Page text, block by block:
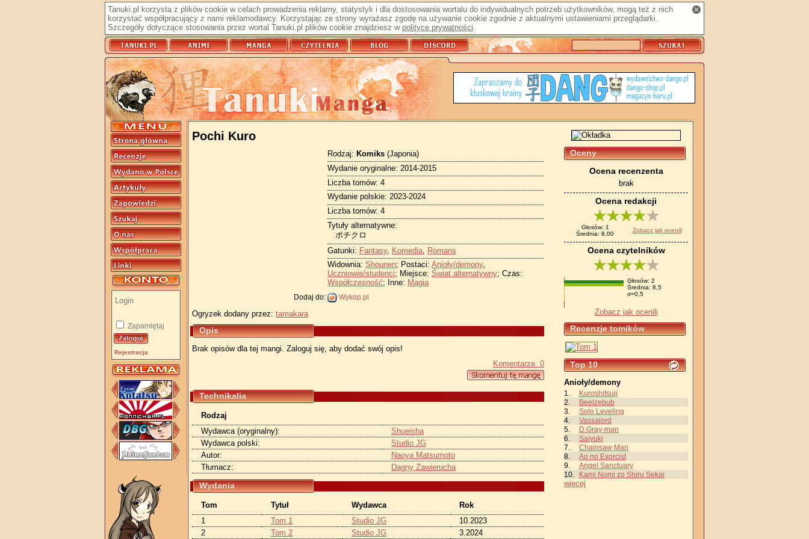
Tanuki.pl korzysta z plików cookie w celach prowadzenia reklamy, statystyk i dla dostosowania wortalu do indywidualnych potrzeb użytkowników, mogą też z nich
korzystać współpracujący z nami reklamodawcy. Korzystając ze strony wyrażasz zgodę na używanie cookie zgodnie z aktualnymi ustawieniami przeglądarki.
Szczegóły dotyczące stosowania przez wortal Tanuki.pl plików cookie znajdziesz w polityce prywatności.
Zapamiętaj
Rejestracja
Oceny
Ocena recenzenta
brak
Ocena redakcji
Głosów: 1 Zobacz jak ocenili
Średnia: 8,00
Ocena czytelników
Głosów: 2
Średnia: 8,5
σ=0,5
Zobacz jak ocenili
Recenzje tomików
Top 10
Anioły/demony
Kuroshitsuji
Beelzebub
Solo Leveling
Vassalord
D.Gray-man
Saiyuki
Chainsaw Man
Ao no Exorcist
Angel Sanctuary
Kami Nomi zo Shiru Sekai
więcej
Pochi Kuro
Rodzaj: Komiks (Japonia)
Wydanie oryginalne: 2014-2015
Liczba tomów: 4
Wydanie polskie: 2023-2024
Liczba tomów: 4
Tytuły alternatywne:
ポチクロ
Gatunki: Fantasy, Komedia Romans
Widownia: Shounen; Postaci: Anioły/demony,
Uczniowie/studenci; Miejsce: Świat alternatywny; Czas:
Współczesność; Inne: Magia
Dodaj do: Wykop.pl
Ogryzek dodany przez: tamakara
Opis
Brak opisów dla tej mangi. Zaloguj się, aby dodać swój opis!
Komentarze: 0
Technikalia
Rodzaj
Wydawca (oryginalny):
Shueisha
Wydawca polski:
Studio JG
Autor:
Naoya Matsumoto
Tłumacz:
Dagny Zawierucha
Wydania
Tom Tytuł Wydawca
Rok
1
Tom 1 Studio JG
10.2023
2
Tom 2 Studio JG 3.2024